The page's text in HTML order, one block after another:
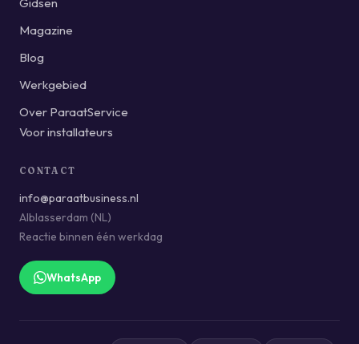
Magazine
Blog
Werkgebied
Over ParaatService
Voor installateurs
CONTACT
info@paraatbusiness.nl
Alblasserdam (NL)
Reactie binnen één werkdag
WhatsApp